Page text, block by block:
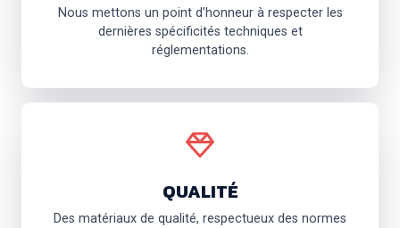
Nous mettons un point d’honneur à respecter les
dernières spécificités techniques et
réglementations.
QUALITÉ
Des matériaux de qualité, respectueux des normes